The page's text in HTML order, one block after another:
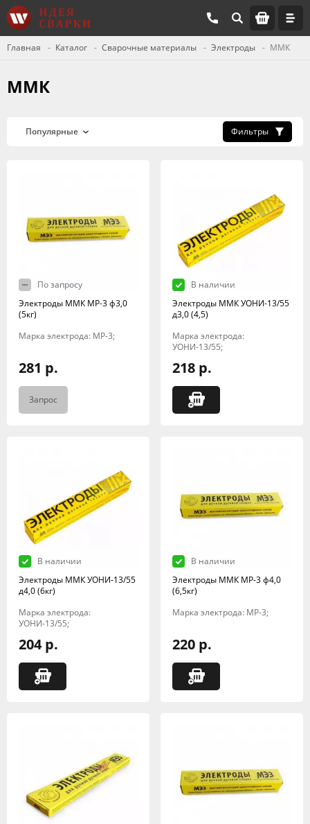
Главная Каталог Сварочные материалы Электроды ММК
ММК
Фильтры
По запросу
Электроды ММК МР-3 ф3,0
(5кг)
Марка электрода: МР-3;
281 р.
Запрос
В наличии
Электроды ММК УОНИ-13/55
д3,0 (4,5)
Марка электрода:
УОНИ-13/55;
218 р.
В наличии
Электроды ММК УОНИ-13/55
д4,0 (6кг)
Марка электрода:
УОНИ-13/55;
204 р.
В наличии
Электроды ММК МР-3 ф4,0
(6,5кг)
Марка электрода: МР-3;
220 р.